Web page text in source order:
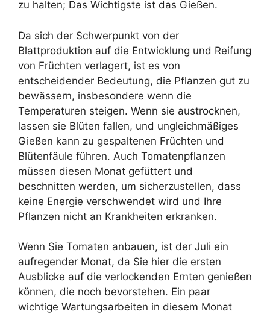
zu halten; Das Wichtigste ist das Gießen.
Da sich der Schwerpunkt von der
Blattproduktion auf die Entwicklung und Reifung
von Früchten verlagert, ist es von
entscheidender Bedeutung, die Pflanzen gut zu
bewässern, insbesondere wenn die
Temperaturen steigen. Wenn sie austrocknen,
lassen sie Blüten fallen, und ungleichmäßiges
Gießen kann zu gespaltenen Früchten und
Blütenfäule führen. Auch Tomatenpflanzen
müssen diesen Monat gefüttert und
beschnitten werden, um sicherzustellen, dass
keine Energie verschwendet wird und Ihre
Pflanzen nicht an Krankheiten erkranken.
Wenn Sie Tomaten anbauen, ist der Juli ein
aufregender Monat, da Sie hier die ersten
Ausblicke auf die verlockenden Ernten genießen
können, die noch bevorstehen. Ein paar
wichtige Wartungsarbeiten in diesem Monat